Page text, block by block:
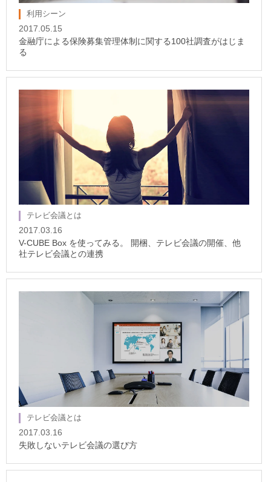
利用シーン
2017.05.15
金融庁による保険募集管理体制に関する100社調査がはじま
る
テレビ会議とは
2017.03.16
V-CUBE Box を使ってみる。 開梱、テレビ会議の開催、他
社テレビ会議との連携
テレビ会議とは
2017.03.16
失敗しないテレビ会議の選び方